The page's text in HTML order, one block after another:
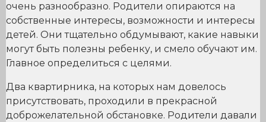
очень разнообразно. Родители опираются на
собственные интересы, возможности и интересы
детей. Они тщательно обдумывают, какие навыки
могут быть полезны ребенку, и смело обучают им.
Главное определиться с целями.
Два квартирника, на которых нам довелось
присутствовать, проходили в прекрасной
доброжелательной обстановке. Родители давали